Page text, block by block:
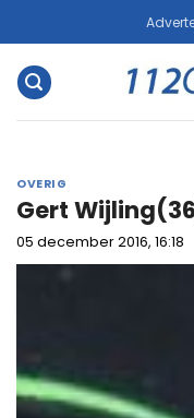
naar
inhoud
OVERIG
Gert
05 december 2016, 16:18